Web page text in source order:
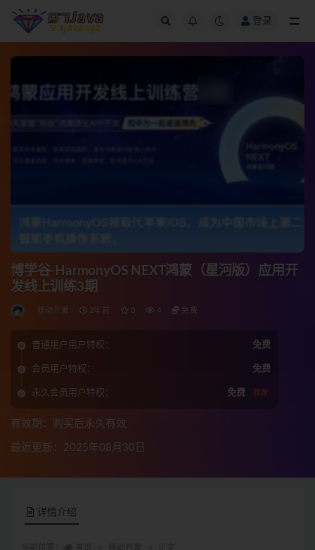
登录
博学谷-HarmonyOS NEXT鸿蒙（星河版）应用开
发线上训练3期
移动开发 2年前 0 4 免费
普通用户用户特权： 免费
会员用户特权： 免费
永久会员用户特权： 免费 推荐
有效期：购买后永久有效
最近更新：2025年08月30日
详情介绍